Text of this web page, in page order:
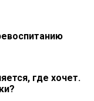
где хочет.